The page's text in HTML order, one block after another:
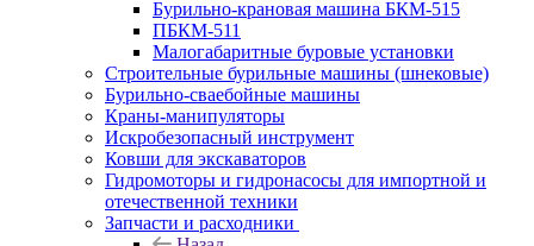
Бурильно-крановая машина БКМ-515
ПБКМ-511
Малогабаритные буровые установки
Строительные бурильные машины (шнековые)
Бурильно-сваебойные машины
Краны-манипуляторы
Искробезопасный инструмент
Ковши для экскаваторов
Гидромоторы и гидронасосы для импортной и
отечественной техники
Запчасти и расходники